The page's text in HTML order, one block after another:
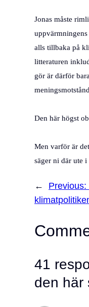
Jonas måste
alls tillbaka på
litteraturen
gör är därför
Den här högst
Men varför är
säger ni där ute i
← Previous:
41
den här